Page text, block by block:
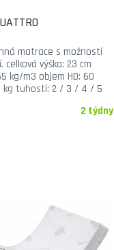
matrace s možností
výška: 23 cm
kg/m3 objem HD: 60
kg tuhosti: 2 / 3 / 4 / 5
2 týdny